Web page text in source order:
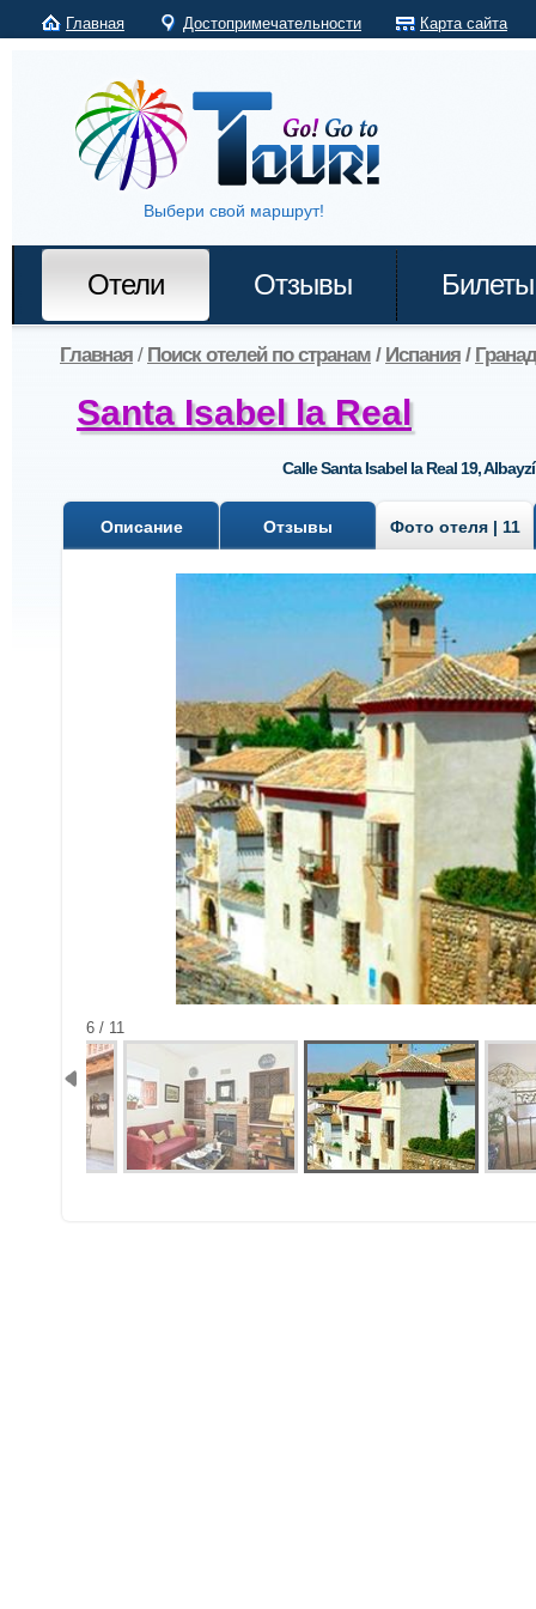
Главная Достопримечательности Карта сайта
Выбери свой маршрут!
Отели Отзывы Билеты
Главная / Поиск отелей по странам / Испания /
Santa Isabel la Real
Calle Santa Isabel la Real 19,
Описание Отзывы Фото отеля | 11
6 / 11